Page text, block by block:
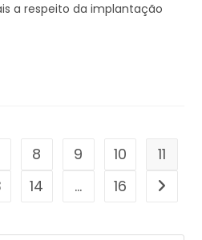
a respeito da implantação
8 9 10
11
14 … 16